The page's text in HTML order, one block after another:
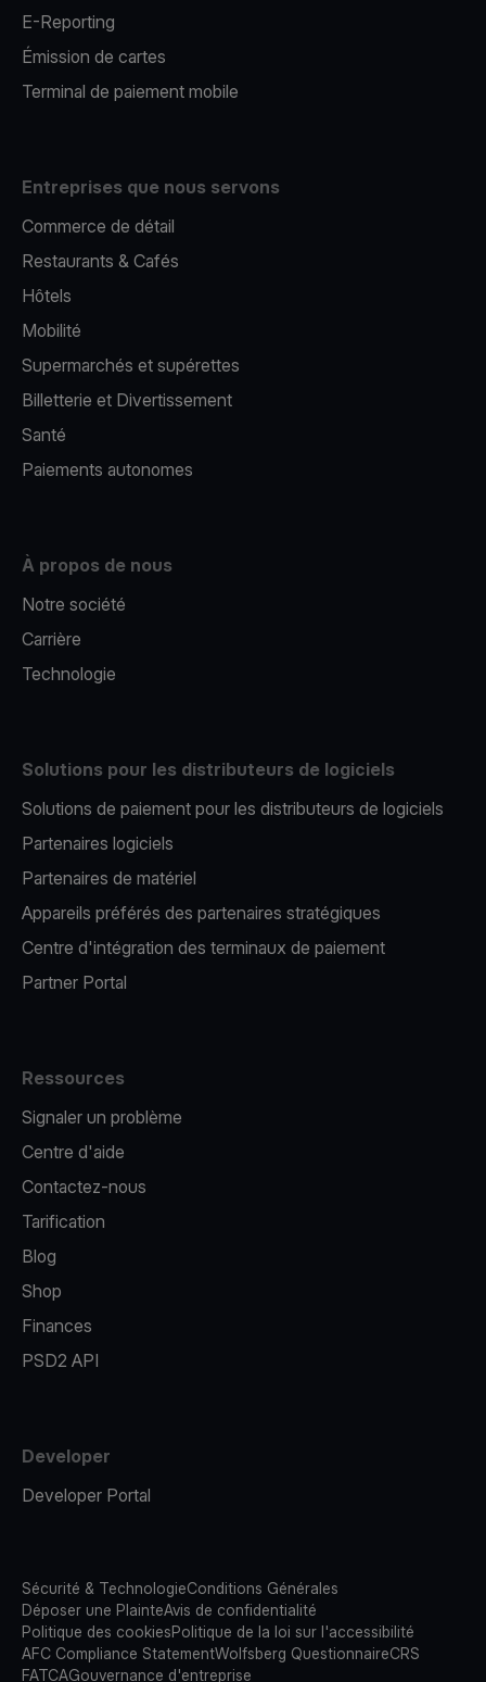
E-Reporting
Émission de cartes
Terminal de paiement mobile
Entreprises que nous servons
Commerce de détail
Restaurants & Cafés
Hôtels
Mobilité
Supermarchés et supérettes
Billetterie et Divertissement
Santé
Paiements autonomes
À propos de nous
Notre société
Carrière
Technologie
Solutions pour les distributeurs de logiciels
Solutions de paiement pour les distributeurs de logiciels
Partenaires logiciels
Partenaires de matériel
Appareils préférés des partenaires stratégiques
Centre d'intégration des terminaux de paiement
Partner Portal
Ressources
Signaler un problème
Centre d'aide
Contactez-nous
Tarification
Blog
Shop
Finances
PSD2 API
Developer
Developer Portal
Sécurité & TechnologieConditions Générales
Déposer une PlainteAvis de confidentialité
Politique des cookiesPolitique de la loi sur l'accessibilité
AFC Compliance StatementWolfsberg QuestionnaireCRS
FATCAGouvernance d'entreprise